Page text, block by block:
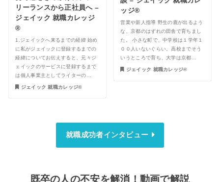
リーランスから正社員へ –
ジェイック 就職カレッジ
®︎
1.ジェイックへ来るまでの経緯 始め
に私がジェイックに登録するまでの
経緯についてお伝えすると、元々ジ
ェイックのサービスに登録するまで
は個人事業主としてライターの…
ジェイック 就職カレッジ®︎
ッジ®︎
営業や新人指導 野生の鹿が出るよう
な、京都のはずれの田舎で育ちまし
た。 小さな町で、中学校は１学年１
００人いないぐらい。高校までそう
いうところで育ち、大学は京都…
ジェイック 就職カレッジ®︎
就職成功者インタビュー
既卒の人の不安を解消！動画で解説